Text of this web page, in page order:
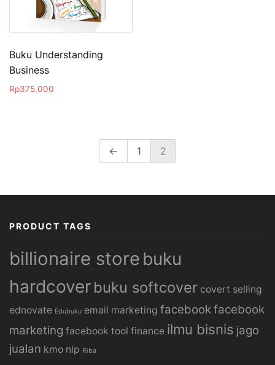
Buku Understanding
Business
Rp375.000
← 1 2
PRODUCT TAGS
billionaire store buku
hardcover buku softcover covert selling
ednovate Edubuku email marketing facebookfacebook
marketing facebook tool finance ilmu bisnis jago
jualan kmo nlp Riba